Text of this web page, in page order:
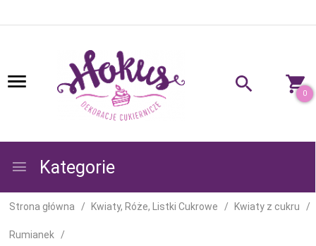
0
Kategorie
Strona główna Kwiaty, Róże, Listki Cukrowe Kwiaty z cukru
Rumianek